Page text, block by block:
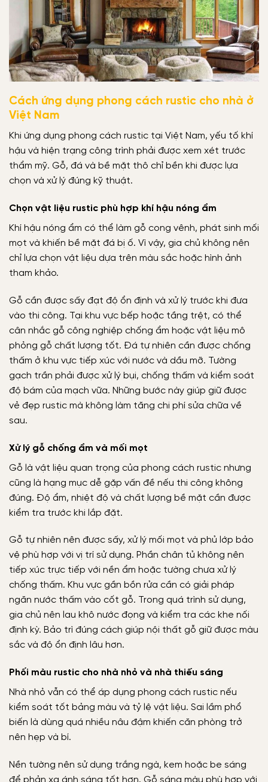
Cách ứng dụng phong cách rustic cho nhà ở
Việt Nam
Khi ứng dụng phong cách rustic tại Việt Nam, yếu tố khí
hậu và hiện trạng công trình phải được xem xét trước
thẩm mỹ. Gỗ, đá và bề mặt thô chỉ bền khi được lựa
chọn và xử lý đúng kỹ thuật.
Chọn vật liệu rustic phù hợp khí hậu nóng ẩm
Khí hậu nóng ẩm có thể làm gỗ cong vênh, phát sinh mối
mọt và khiến bề mặt đá bị ố. Vì vậy, gia chủ không nên
chỉ lựa chọn vật liệu dựa trên màu sắc hoặc hình ảnh
tham khảo.
Gỗ cần được sấy đạt độ ổn định và xử lý trước khi đưa
vào thi công. Tại khu vực bếp hoặc tầng trệt, có thể
cân nhắc gỗ công nghiệp chống ẩm hoặc vật liệu mô
phỏng gỗ chất lượng tốt. Đá tự nhiên cần được chống
thấm ở khu vực tiếp xúc với nước và dầu mỡ. Tường
gạch trần phải được xử lý bụi, chống thấm và kiểm soát
độ bám của mạch vữa. Những bước này giúp giữ được
vẻ đẹp rustic mà không làm tăng chi phí sửa chữa về
sau.
Xử lý gỗ chống ẩm và mối mọt
Gỗ là vật liệu quan trọng của phong cách rustic nhưng
cũng là hạng mục dễ gặp vấn đề nếu thi công không
đúng. Độ ẩm, nhiệt độ và chất lượng bề mặt cần được
kiểm tra trước khi lắp đặt.
Gỗ tự nhiên nên được sấy, xử lý mối mọt và phủ lớp bảo
vệ phù hợp với vị trí sử dụng. Phần chân tủ không nên
tiếp xúc trực tiếp với nền ẩm hoặc tường chưa xử lý
chống thấm. Khu vực gần bồn rửa cần có giải pháp
ngăn nước thấm vào cốt gỗ. Trong quá trình sử dụng,
gia chủ nên lau khô nước đọng và kiểm tra các khe nối
định kỳ. Bảo trì đúng cách giúp nội thất gỗ giữ được màu
sắc và độ ổn định lâu hơn.
Phối màu rustic cho nhà nhỏ và nhà thiếu sáng
Nhà nhỏ vẫn có thể áp dụng phong cách rustic nếu
kiểm soát tốt bảng màu và tỷ lệ vật liệu. Sai lầm phổ
biến là dùng quá nhiều nâu đậm khiến căn phòng trở
nên hẹp và bí.
Nền tường nên sử dụng trắng ngà, kem hoặc be sáng
để phản xạ ánh sáng tốt hơn. Gỗ sáng màu phù hợp với